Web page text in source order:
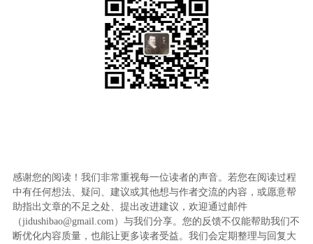
感谢您的阅读！我们非常重视每一位读者的声音。若您在阅读过程
中有任何想法、疑问、建议或其他想与作者交流的内容，或愿意帮
助指出文章的不足之处、提出改进建议，欢迎通过邮件
（jidushibao@gmail.com）与我们分享。您的反馈不仅能帮助我们不
断优化内容质量，也能让更多读者受益。我们会定期整理与回复大